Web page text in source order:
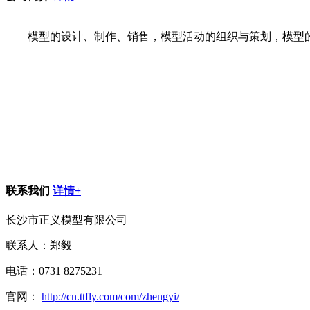
模型的设计、制作、销售，模型活动的组织与策划，模型
联系我们 详情+
长沙市正义模型有限公司
联系人：郑毅
电话：0731 8275231
官网： http://cn.ttfly.com/com/zhengyi/